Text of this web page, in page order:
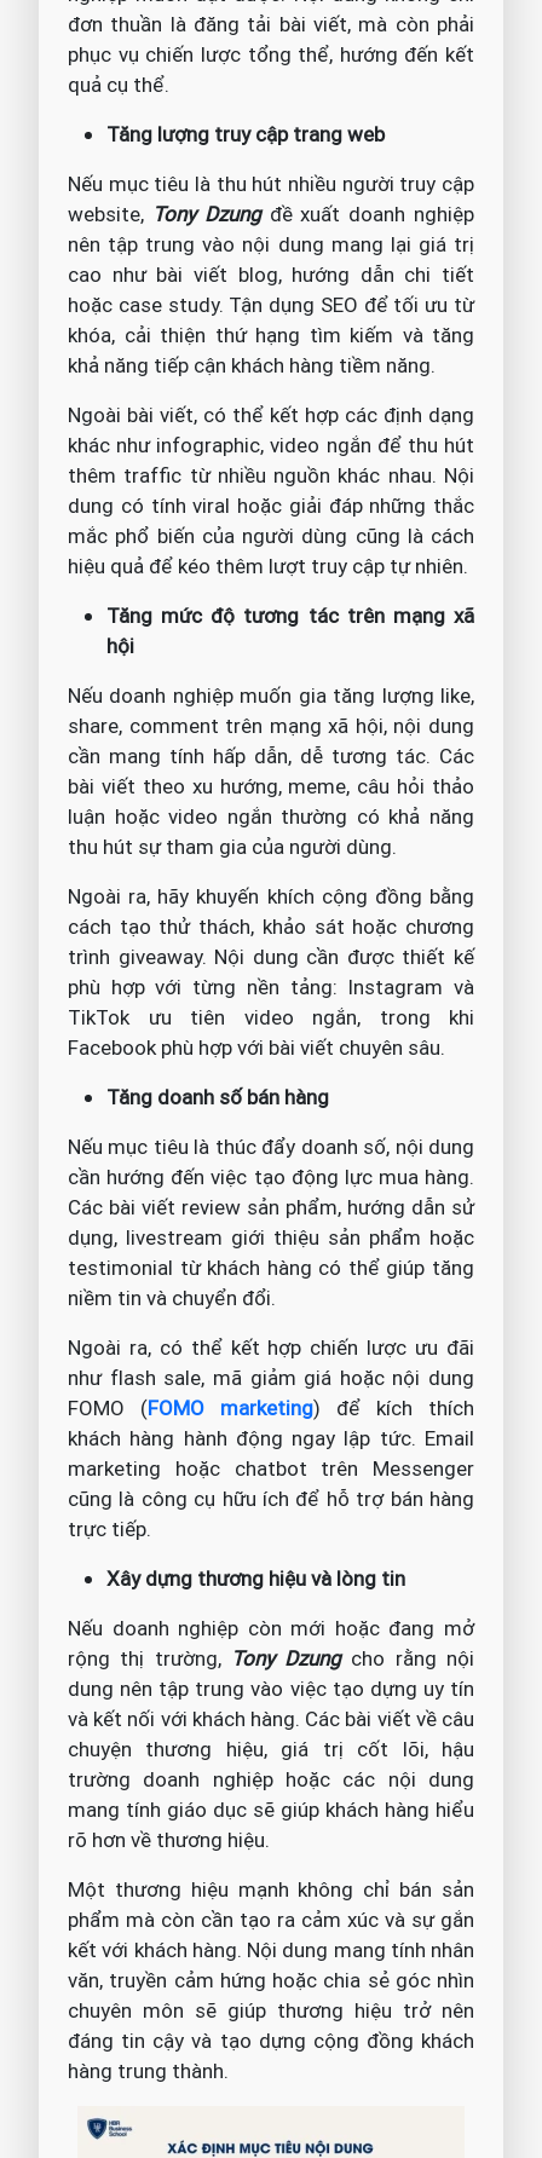
đơn thuần là đăng tải bài viết, mà còn phải
phục vụ chiến lược tổng thể, hướng đến kết
quả cụ thể.
Tăng lượng truy cập trang web
Nếu mục tiêu là thu hút nhiều người truy cập
website, Tony Dzungđề xuất doanh nghiệp
nên tập trung vào nội dung mang lại giá trị
cao như bài viết blog, hướng dẫn chi tiết
hoặc case study. Tận dụng SEO để tối ưu từ
khóa, cải thiện thứ hạng tìm kiếm và tăng
khả năng tiếp cận khách hàng tiềm năng.
Ngoài bài viết, có thể kết hợp các định dạng
khác như infographic, video ngắn để thu hút
thêm traffic từ nhiều nguồn khác nhau. Nội
dung có tính viral hoặc giải đáp những thắc
mắc phổ biến của người dùng cũng là cách
hiệu quả để kéo thêm lượt truy cập tự nhiên.
Tăng mức độ tương tác trên mạng xã
hội
Nếu doanh nghiệp muốn gia tăng lượng like,
share, comment trên mạng xã hội, nội dung
cần mang tính hấp dẫn, dễ tương tác. Các
bài viết theo xu hướng, meme, câu hỏi thảo
luận hoặc video ngắn thường có khả năng
thu hút sự tham gia của người dùng.
Ngoài ra, hãy khuyến khích cộng đồng bằng
cách tạo thử thách, khảo sát hoặc chương
trình giveaway. Nội dung cần được thiết kế
phù hợp với từng nền tảng: Instagram và
TikTok ưu tiên video ngắn, trong khi
Facebook phù hợp với bài viết chuyên sâu.
Tăng doanh số bán hàng
Nếu mục tiêu là thúc đẩy doanh số, nội dung
cần hướng đến việc tạo động lực mua hàng.
Các bài viết review sản phẩm, hướng dẫn sử
dụng, livestream giới thiệu sản phẩm hoặc
testimonial từ khách hàng có thể giúp tăng
niềm tin và chuyển đổi.
Ngoài ra, có thể kết hợp chiến lược ưu đãi
như flash sale, mã giảm giá hoặc nội dung
FOMO (FOMO marketing) để kích thích
khách hàng hành động ngay lập tức. Email
marketing hoặc chatbot trên Messenger
cũng là công cụ hữu ích để hỗ trợ bán hàng
trực tiếp.
Xây dựng thương hiệu và lòng tin
Nếu doanh nghiệp còn mới hoặc đang mở
rộng thị trường, Tony Dzungcho rằng nội
dung nên tập trung vào việc tạo dựng uy tín
và kết nối với khách hàng. Các bài viết về câu
chuyện thương hiệu, giá trị cốt lõi, hậu
trường doanh nghiệp hoặc các nội dung
mang tính giáo dục sẽ giúp khách hàng hiểu
rõ hơn về thương hiệu.
Một thương hiệu mạnh không chỉ bán sản
phẩm mà còn cần tạo ra cảm xúc và sự gắn
kết với khách hàng. Nội dung mang tính nhân
văn, truyền cảm hứng hoặc chia sẻ góc nhìn
chuyên môn sẽ giúp thương hiệu trở nên
đáng tin cậy và tạo dựng cộng đồng khách
hàng trung thành.